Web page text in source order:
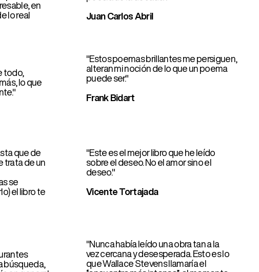
"Nunca había leído una obra tan a la
vez cercana y desesperada. Esto es lo
“encuentro más intenso”, el momento
en que el mundo adquiere una forma
ofreciera su mano para caminar hacia
el Infierno, la tomaría."
Katie Peterson
alteran mi noción de lo que un poema
"Este es el mejor libro que he leído
sobre el deseo. No el amor sino el